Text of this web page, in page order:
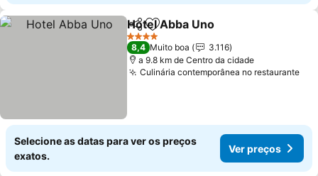
PartilharAdicionar aos favoritos
Hotel Abba Uno
4 Estrelas
8,4 Muito boa
3.116
a 9.8 km de Centro da cidade
Culinária contemporânea no restaurante
Selecione as datas para ver os preços
exatos.
Ver preços